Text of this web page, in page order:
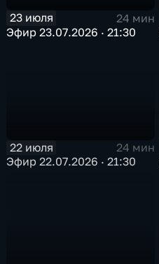
23 июля
24 мин
Эфир 23.07.2026 · 21:30
22 июля
24 мин
Эфир 22.07.2026 · 21:30